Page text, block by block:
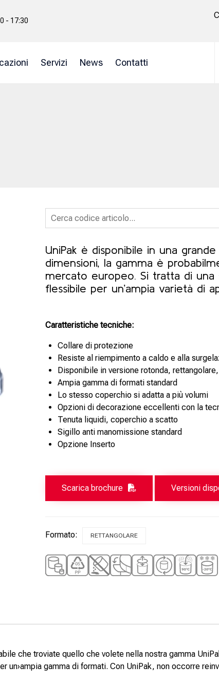
- 17:30
Servizi News Contatti
UniPak è disponibile in una
dimensioni, la gamma è
mercato europeo. Si tratta di una
flessibile per un’ampia varietà di
Caratteristiche tecniche:
Collare di protezione
Resiste al riempimento a caldo e alla
Disponibile in versione rotonda,
Ampia gamma di formati standard
Lo stesso coperchio si adatta a più volumi
Opzioni di decorazione eccellenti con la
Tenuta liquidi, coperchio a scatto
Sigillo anti manomissione standard
Opzione Inserto
Scarica brochure Versioni
Formato: RETTANGOLARE
che troviate quello che volete nella nostra gamma
gamma di formati. Con UniPak, non occorre